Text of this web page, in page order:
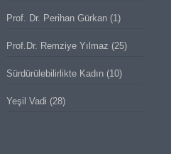
Prof. Dr. Perihan Gürkan(1)
Prof.Dr. Remziye Yılmaz (25)
Sürdürülebilirlikte Kadın(10)
Yeşil Vadi (28)